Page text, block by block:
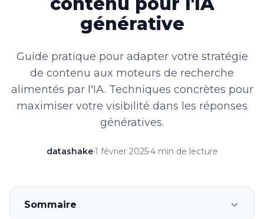
générative
Guide pratique pour adapter votre stratégie
de contenu aux moteurs de recherche
alimentés par l'IA. Techniques concrètes pour
maximiser votre visibilité dans les réponses
génératives.
datashake1 février 20254 min de lecture
Sommaire